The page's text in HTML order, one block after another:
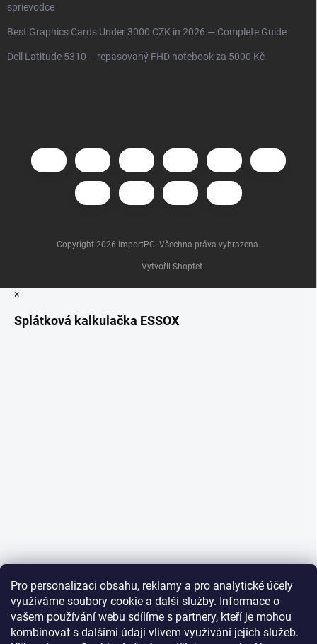
Pro personalizaci obsahu, reklamy a pro analytické účely
využíváme soubory cookie a další služby. Informace o
vašem používání webu sdílíme s partnery, kteří je mohou
kombinovat s dalšími údaji vlivem využívání jejich služeb.
sprievodce
Best Graphics Cards Under 3000 CZK in 2026 — Complete Guide
Dell Latitude 5310 – repasovaný FHD notebook za 5000 Kč
Vytvořil Shoptet
Copyright 2026 ImportPC. Všechna práva vyhrazena.
×
Splátková kalkulačka ESSOX